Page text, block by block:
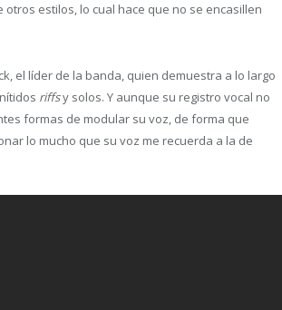
estilos, lo cual hace que no se encasillen
el líder de la banda, quien demuestra a lo largo
riffsy solos. Y aunque su registro vocal no
formas de modular su voz, de forma que
lo mucho que su voz me recuerda a la de